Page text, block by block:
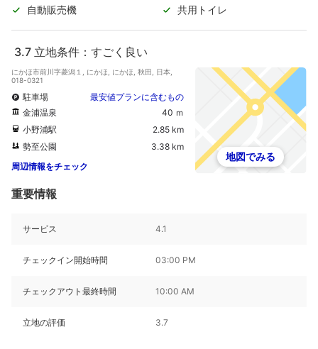
自動販売機
共用トイレ
3.7 立地条件：すごく良い
にかほ市前川字菱潟１, にかほ, にかほ, 秋田, 日本,
018-0321
駐車場
最安値プランに含むもの
金浦温泉
40 ｍ
小野浦駅
2.85 km
勢至公園
3.38 km
周辺情報をチェック
地図でみる
重要情報
サービス 4.1
チェックイン開始時間 03:00 PM
チェックアウト最終時間 10:00 AM
立地の評価 3.7